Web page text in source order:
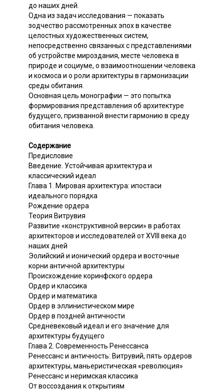
до наших дней.
Одна из задач исследования — показать
зодчество рассмотренных эпох в качестве
целостных художественных систем,
непосредственно связанных с представлениями
об устройстве мироздания, месте человека в
природе и социуме, о взаимоотношении человека
и космоса и о роли архитектуры в гармонизации
среды обитания.
Основная цель монографии — это попытка
формирования представления об архитектуре
будущего, призванной внести гармонию в среду
обитания человека.
Содержание
Предисловие
Введение. Устойчивая архитектура и
классический идеал
Глава 1. Мировая архитектура: ипостаси
идеального порядка
Рождение ордера
Теория Витрувия
Развитие «конструктивной версии» в работах
архитекторов и исследователей от XVIII века до
наших дней
Эолийский и ионический ордера и восточные
корни античной архитектуры
Происхождение коринфского ордера
Ордер и классика
Ордер и математика
Ордер в эллинистическом мире
Ордер в поздней античности
Средневековый идеал и его значение для
архитектуры будущего
Глава 2. Современность Ренессанса
Ренессанс и античность: Витрувий, пять ордеров
архитектуры, маньеристическая «революция»
Ренессанс и неримская классика
От воссоздания к открытиям